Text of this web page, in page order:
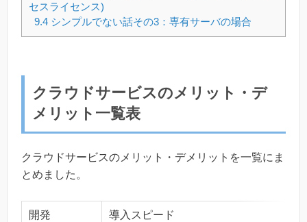
セスライセンス)
9.4 シンプルでない話その3：専有サーバの場合
クラウドサービスのメリット・デ
メリット一覧表
クラウドサービスのメリット・デメリットを一覧にま
とめました。
開発 導入スピード